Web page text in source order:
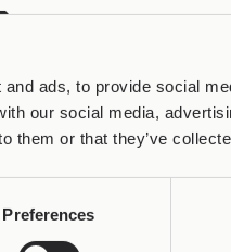
ads, to provide social
our social media,
them or that they’ve
Preferences